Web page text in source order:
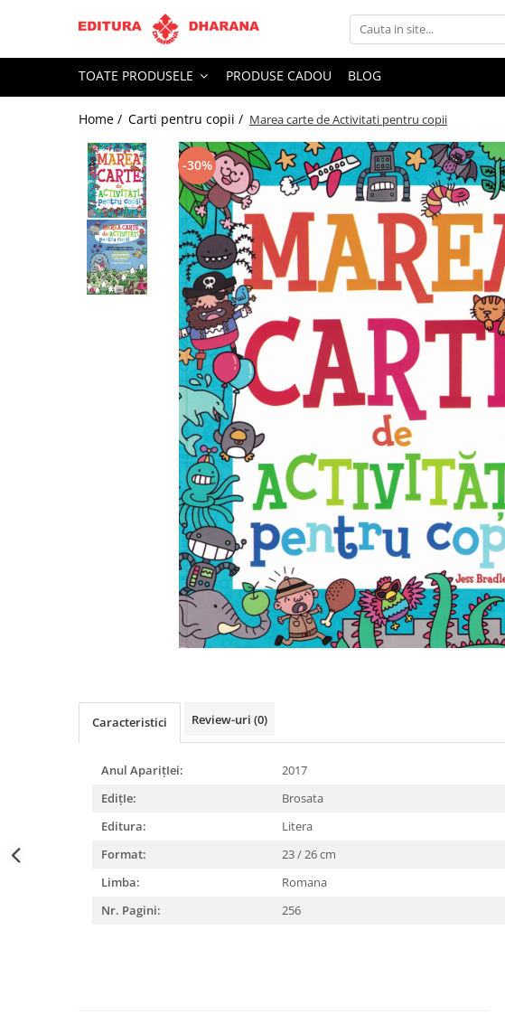
Toate Produsele
CARTI EDITURA DHARANA
OFERTE LA PACHET
Carti cu AUTOGRAF
Dietoterapie
Dezvoltare personala
AUDIOBOOK
TOATE PRODUSELE PRODUSE CADOU BLOG
Home / Carti pentru copii / Marea carte de Activitati pentru copii
-30%
Caracteristici Review-uri (0)
Anul AparițIei:
2017
EdițIe:
Brosata
Editura:
Litera
Format:
23 / 26 cm
Limba:
Romana
Nr. Pagini:
256